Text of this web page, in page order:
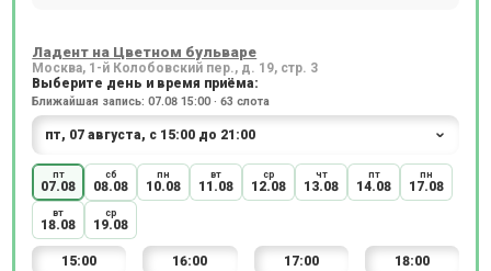
Ладент на Цветном бульваре
Москва, 1-й Колобовский пер., д. 19, стр. 3
Выберите день и время приёма:
Ближайшая запись: 07.08 15:00 · 63 слота
пт
07.08
сб
08.08
пн
10.08
вт
11.08
ср
12.08
чт
13.08
пт
14.08
пн
17.08
вт
18.08
ср
19.08
15:00 16:00 17:00 18:00